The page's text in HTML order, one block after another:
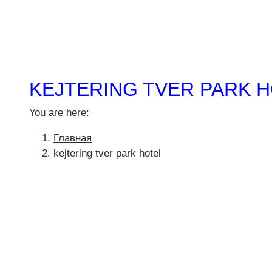
KEJTERING TVER PARK
You are here:
Главная
kejtering tver park hotel